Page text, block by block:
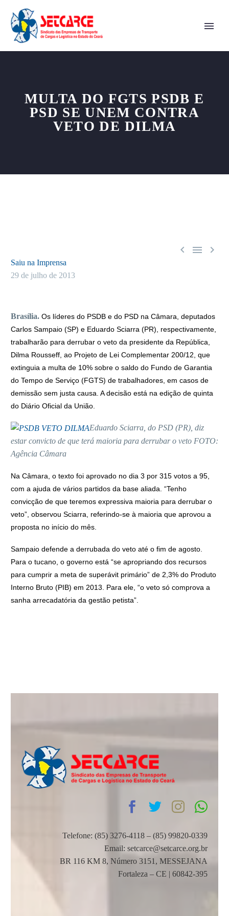
MULTA DO FGTS PSDB E
PSD SE UNEM CONTRA
VETO DE DILMA
  
Saiu na Imprensa
29 de julho de 2013
Brasília. Os líderes do PSDB e do PSD na Câmara, deputados
Carlos Sampaio (SP) e Eduardo Sciarra (PR), respectivamente,
trabalharão para derrubar o veto da presidente da República,
Dilma Rousseff, ao Projeto de Lei Complementar 200/12, que
extinguia a multa de 10% sobre o saldo do Fundo de Garantia
do Tempo de Serviço (FGTS) de trabalhadores, em casos de
demissão sem justa causa. A decisão está na edição de quinta
do Diário Oficial da União.
Eduardo Sciarra, do PSD (PR), diz
estar convicto de que terá maioria para derrubar o veto FOTO:
Agência Câmara
Na Câmara, o texto foi aprovado no dia 3 por 315 votos a 95,
com a ajuda de vários partidos da base aliada. “Tenho
convicção de que teremos expressiva maioria para derrubar o
veto”, observou Sciarra, referindo-se à maioria que aprovou a
proposta no início do mês.
Sampaio defende a derrubada do veto até o fim de agosto.
Para o tucano, o governo está “se apropriando dos recursos
para cumprir a meta de superávit primário” de 2,3% do Produto
Interno Bruto (PIB) em 2013. Para ele, “o veto só comprova a
sanha arrecadatória da gestão petista”.
Telefone: (85) 3276-4118 – (85) 99820-0339
Email: setcarce@setcarce.org.br
BR 116 KM 8, Número 3151, MESSEJANA
Fortaleza – CE | 60842-395